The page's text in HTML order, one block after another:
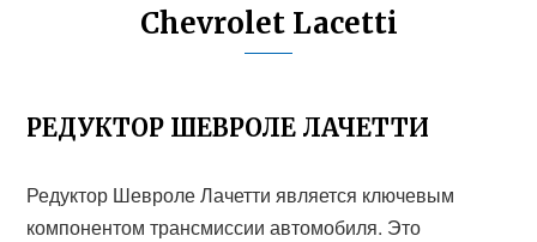
Chevrolet Lacetti
РЕДУКТОР ШЕВРОЛЕ ЛАЧЕТТИ
Редуктор Шевроле Лачетти является ключевым
компонентом трансмиссии автомобиля. Это